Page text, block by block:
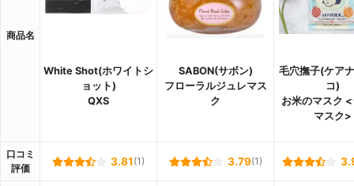
商品名
White Shot(ホワイトシ
ョット)
QXS
SABON(サボン)
フローラルジュレマス
ク
毛穴撫子(ケア
コ)
お米のマスク
マスク>
口コミ
評価
3.81 (1) 3.79(1)